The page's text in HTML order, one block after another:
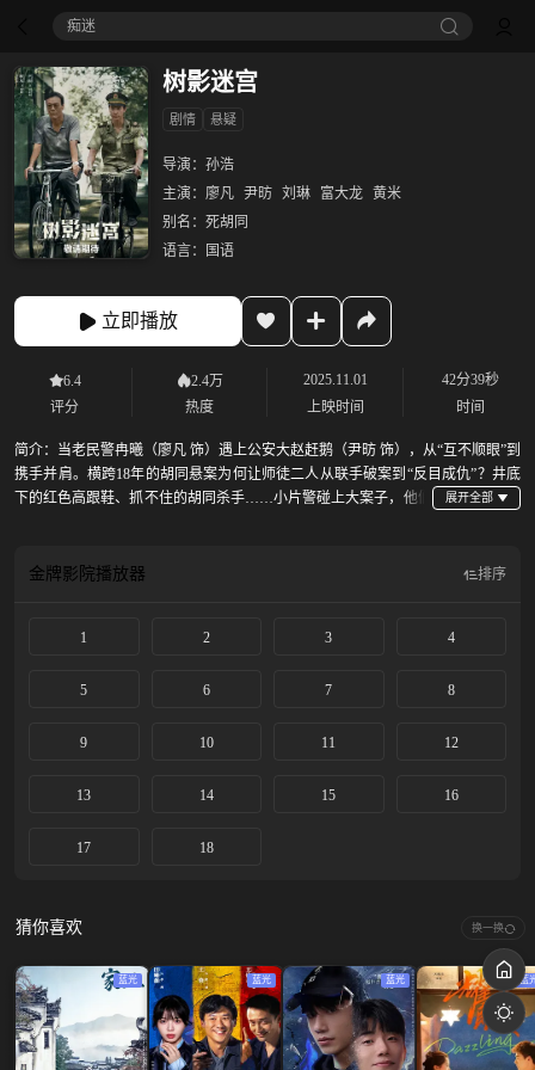
痴迷
树影迷宫
剧情 悬疑
导演： 孙浩
主演： 廖凡 尹昉 刘琳 富大龙 黄米
别名： 死胡同
语言：
国语
立即播放
6.4
评分
2.4万
热度
2025.11.01
上映时间
42分39秒
时间
简介： 当老民警冉曦（廖凡 饰）遇上公安大赵赶鹅（尹昉 饰），从“互不顺眼”到
携手并肩。横跨18年的胡同悬案为何让师徒二人从联手破案到“反目成仇”？井底
下的红色高跟鞋、抓不住的胡同杀手……小片警碰上大案子，他们
金牌影院播放器 排序
1 2 3 4
5 6 7 8
9 10 11 12
13 14 15 16
17 18
猜你喜欢 换一换
蓝光 蓝光 蓝光 蓝